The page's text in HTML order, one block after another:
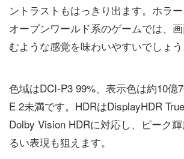
ントラストもはっきり出ます。ホラー
オープンワールド系のゲームでは、
むような感覚を味わいやすいでしょう
色域はDCI-P3 99%、表示色は約10億
E 2未満です。HDRはDisplayHDR
Dolby Vision HDRに対応し、ピーク
るい表現も狙えます。